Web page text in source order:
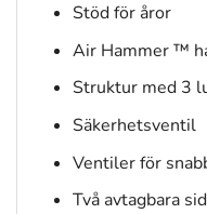
Stöd för åror
Air Hammer ™
Struktur med 3
Säkerhetsventil
Ventiler för
Två avtagbara